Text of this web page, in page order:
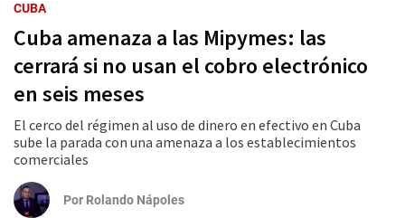
CUBA
Cuba amenaza a las Mipymes: las
cerrará si no usan el cobro electrónico
en seis meses
El cerco del régimen al uso de dinero en efectivo en Cuba
sube la parada con una amenaza a los establecimientos
comerciales
Por Rolando Nápoles